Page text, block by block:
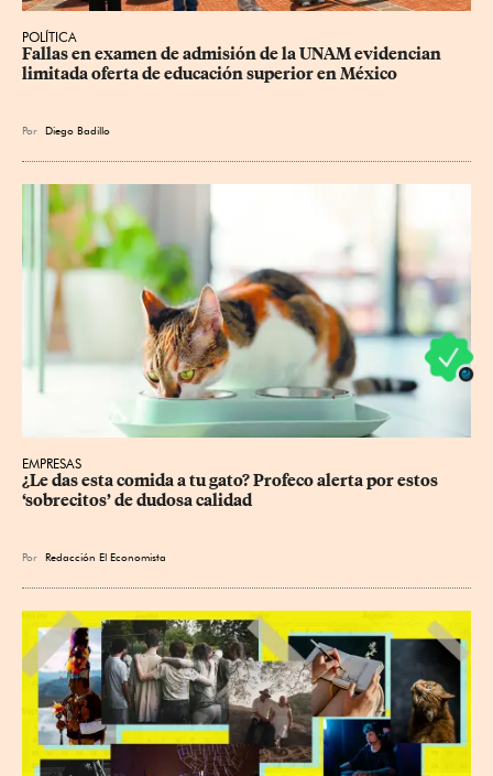
POLÍTICA
Fallas en examen de admisión de la UNAM evidencian
limitada oferta de educación superior en México
Por Diego Badillo
EMPRESAS
¿Le das esta comida a tu gato? Profeco alerta por estos
‘sobrecitos’ de dudosa calidad
Por Redacción El Economista